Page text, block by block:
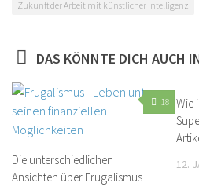
Zukunft der Arbeit mit künstlicher Intelligenz
DAS KÖNNTE DICH AUCH
18
Die unterschiedlichen
Ansichten über Frugalismus
Wie
12.